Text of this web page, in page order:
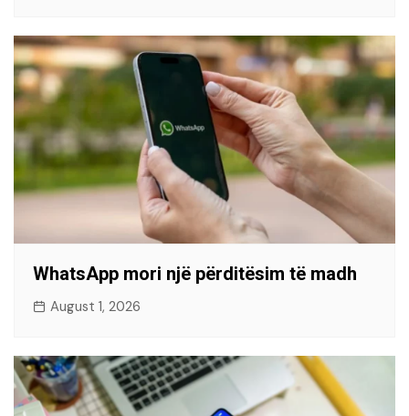
WhatsApp mori një përditësim të madh
August 1, 2026